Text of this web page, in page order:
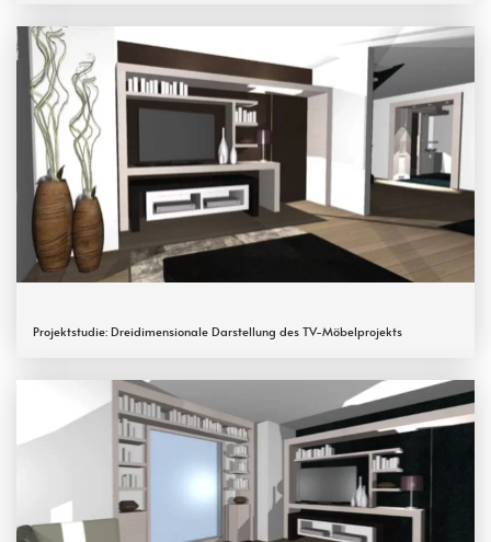
Projektstudie: Dreidimensionale Darstellung des TV-Möbelprojekts